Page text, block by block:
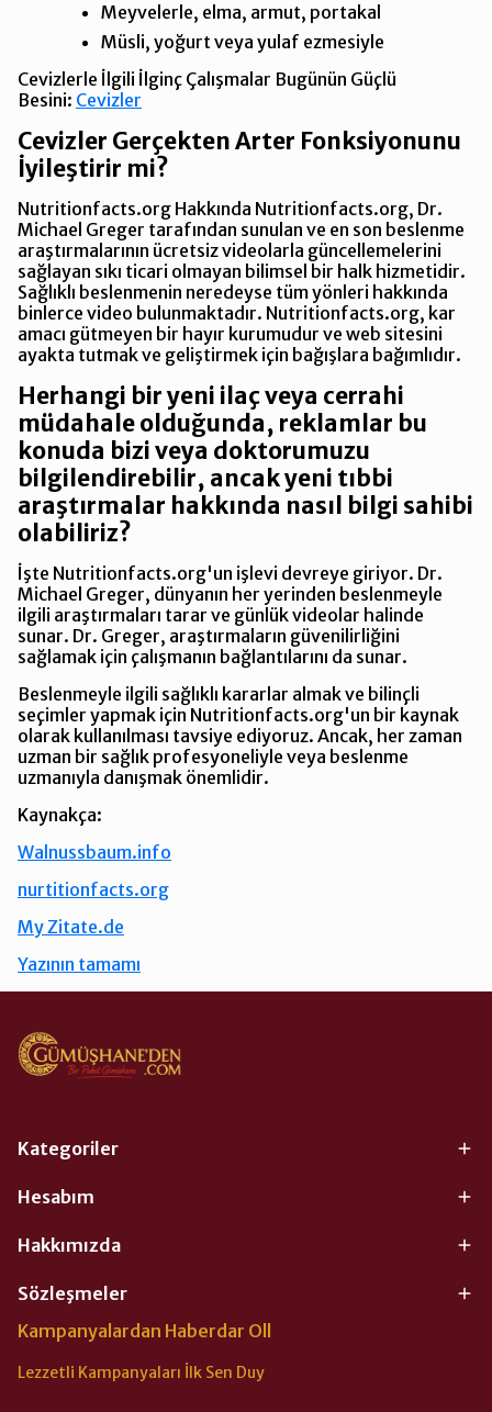
Meyvelerle, elma, armut, portakal
Müsli, yoğurt veya yulaf ezmesiyle
Cevizlerle İlgili İlginç Çalışmalar Bugünün Güçlü
Besini: Cevizler
Cevizler Gerçekten Arter Fonksiyonunu
İyileştirir mi?
Nutritionfacts.org Hakkında Nutritionfacts.org, Dr.
Michael Greger tarafından sunulan ve en son beslenme
araştırmalarının ücretsiz videolarla güncellemelerini
sağlayan sıkı ticari olmayan bilimsel bir halk hizmetidir.
Sağlıklı beslenmenin neredeyse tüm yönleri hakkında
binlerce video bulunmaktadır. Nutritionfacts.org, kar
amacı gütmeyen bir hayır kurumudur ve web sitesini
ayakta tutmak ve geliştirmek için bağışlara bağımlıdır.
Herhangi bir yeni ilaç veya cerrahi
müdahale olduğunda, reklamlar bu
konuda bizi veya doktorumuzu
bilgilendirebilir, ancak yeni tıbbi
araştırmalar hakkında nasıl bilgi sahibi
olabiliriz?
İşte Nutritionfacts.org'un işlevi devreye giriyor. Dr.
Michael Greger, dünyanın her yerinden beslenmeyle
ilgili araştırmaları tarar ve günlük videolar halinde
sunar. Dr. Greger, araştırmaların güvenilirliğini
sağlamak için çalışmanın bağlantılarını da sunar.
Beslenmeyle ilgili sağlıklı kararlar almak ve bilinçli
seçimler yapmak için Nutritionfacts.org'un bir kaynak
olarak kullanılması tavsiye ediyoruz. Ancak, her zaman
uzman bir sağlık profesyoneliyle veya beslenme
uzmanıyla danışmak önemlidir.
Kaynakça:
Walnussbaum.info
nurtitionfacts.org
My Zitate.de
Yazının tamamı
Kategoriler
Hesabım
Hakkımızda
Sözleşmeler
Kampanyalardan Haberdar Oll
Lezzetli Kampanyaları İlk Sen Duy